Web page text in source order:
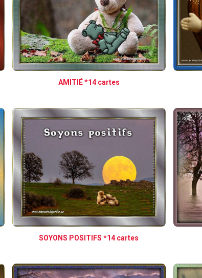
AMITIÉ *14 cartes
SOYONS POSITIFS *14 cartes